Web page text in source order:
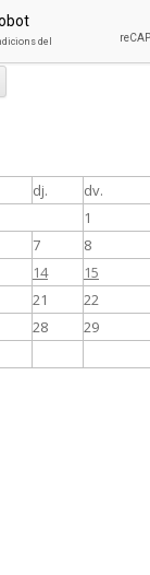
dj. dv.
1
7 8
14 15
21 22
28 29